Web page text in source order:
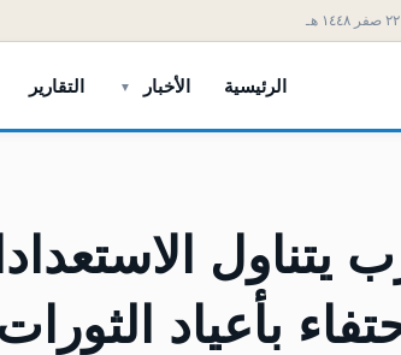
الرئيسية الأخبار التقارير
يتناول
بأعياد